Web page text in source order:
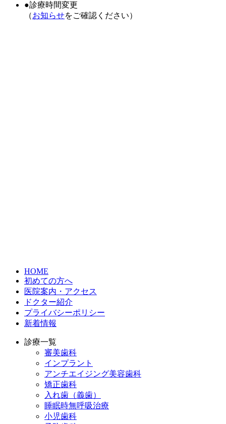
●診療時間変更
（お知らせをご確認ください）
HOME
初めての方へ
医院案内・アクセス
ドクター紹介
プライバシーポリシー
新着情報
診療一覧
審美歯科
インプラント
アンチエイジング美容歯科
矯正歯科
入れ歯（義歯）
睡眠時無呼吸治療
小児歯科